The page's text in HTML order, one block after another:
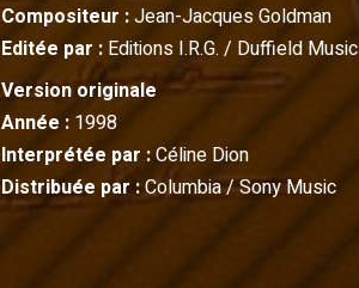
Compositeur :Jean-Jacques Goldman
Editée par : Editions I.R.G. / Duffield Music
Version originale
Année : 1998
Interprétée par :Céline Dion
Distribuée par :Columbia / Sony Music